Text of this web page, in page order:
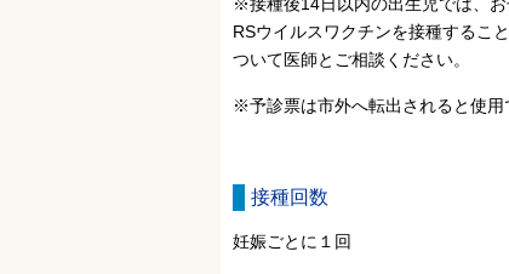
RSウイルスワクチンを接種するこ
ついて医師とご相談ください。
※予診票は市外へ転出されると使用
接種回数
妊娠ごとに１回